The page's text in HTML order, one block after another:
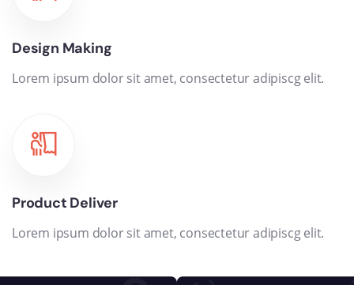
Design Making
Lorem ipsum dolor sit amet, consectetur adipiscg elit.
Product Deliver
Lorem ipsum dolor sit amet, consectetur adipiscg elit.